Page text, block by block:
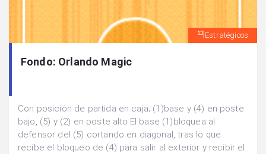
Estratégicos
Fondo: Orlando Magic
Con posición de partida en caja; (1)base y (4) en poste
bajo, (5) y (2) en poste alto.El base (1)bloquea al
defensor del (5) cortando en diagonal, tras lo que
recibe el bloqueo de (4) para salir al exterior y recibir el